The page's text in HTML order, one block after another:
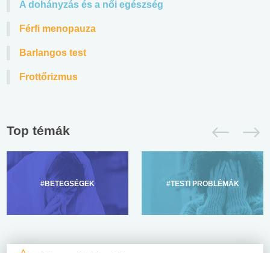
A dohányzás és a női egészség
Férfi menopauza
Barlangos test
Frottőrizmus
Top témák
#BETEGSÉGEK #TESTI PROBLÉMÁK